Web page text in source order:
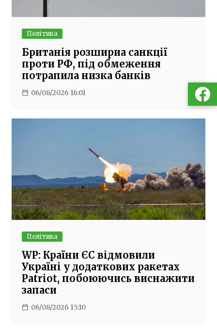
Політика
Британія розшириа санкції
проти РФ, під обмеження
потрапила низка банків
06/08/2026 16:01
Політика
WP: Країни ЄС відмовили
Україні у додаткових ракетах
Patriot, побоюючись виснажити
запаси
06/08/2026 15:10